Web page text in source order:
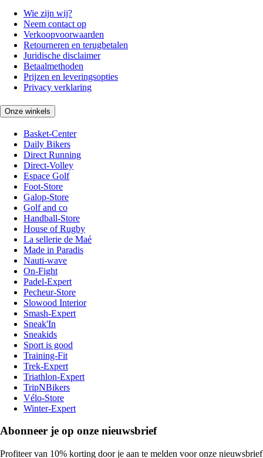
Wie zijn wij?
Neem contact op
Verkoopvoorwaarden
Retourneren en terugbetalen
Juridische disclaimer
Betaalmethoden
Prijzen en leveringsopties
Privacy verklaring
Onze winkels
Basket-Center
Daily Bikers
Direct Running
Direct-Volley
Espace Golf
Foot-Store
Galop-Store
Golf and co
Handball-Store
House of Rugby
La sellerie de Maé
Made in Paradis
Nauti-wave
On-Fight
Padel-Expert
Pecheur-Store
Slowood Interior
Smash-Expert
Sneak'In
Sneakids
Sport is good
Training-Fit
Trek-Expert
Triathlon-Expert
TripNBikers
Vélo-Store
Winter-Expert
Abonneer je op onze nieuwsbrief
Profiteer van 10% korting door je aan te melden voor onze nieuwsbrief